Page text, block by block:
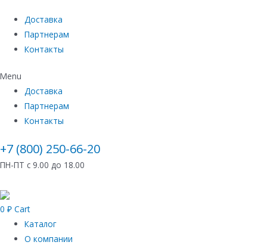
Доставка
Партнерам
Контакты
Menu
Доставка
Партнерам
Контакты
+7 (800) 250-66-20
ПН-ПТ с 9.00 до 18.00
0 ₽ Cart
Каталог
О компании